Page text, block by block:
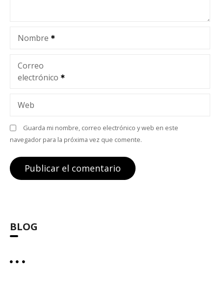
n
a
d
a
s
Nombre
Correo
electrónico
Web
Guarda mi nombre, correo electrónico y web en este
navegador para la próxima vez que comente.
BLOG